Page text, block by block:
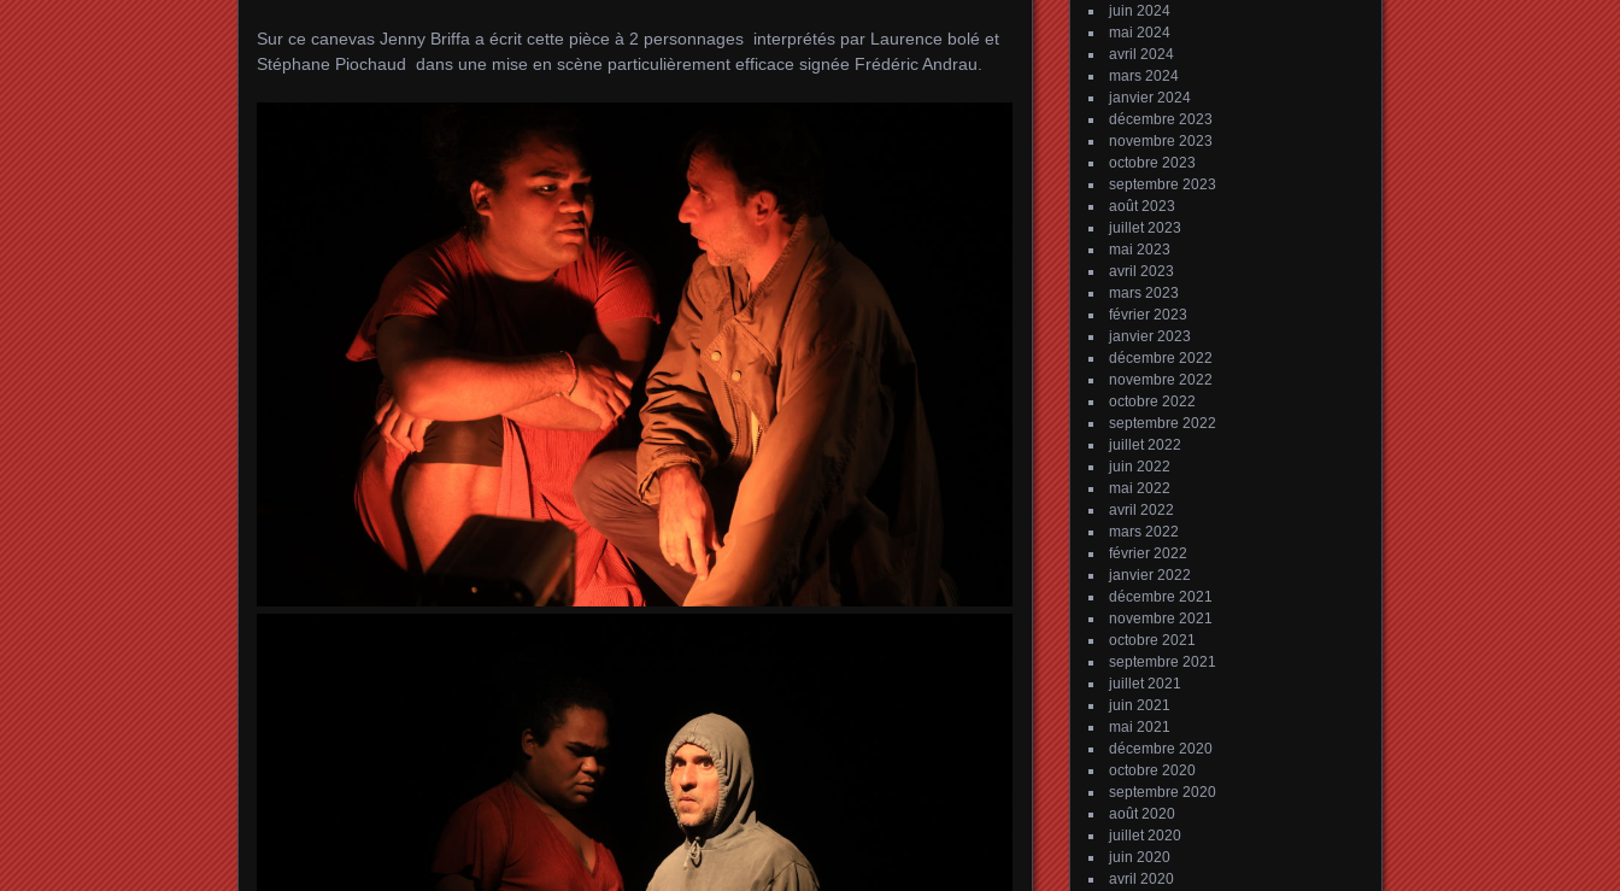
Sur ce canevas Jenny Briffa a écrit cette pièce à 2 personnages interprétés par Laurence bolé et
Stéphane Piochaud dans une mise en scène particulièrement efficace signée Frédéric Andrau.
juin 2024
mai 2024
avril 2024
mars 2024
janvier 2024
décembre 2023
novembre 2023
octobre 2023
septembre 2023
août 2023
juillet 2023
mai 2023
avril 2023
mars 2023
février 2023
janvier 2023
décembre 2022
novembre 2022
octobre 2022
septembre 2022
juillet 2022
juin 2022
mai 2022
avril 2022
mars 2022
février 2022
janvier 2022
décembre 2021
novembre 2021
octobre 2021
septembre 2021
juillet 2021
juin 2021
mai 2021
décembre 2020
octobre 2020
septembre 2020
août 2020
juillet 2020
juin 2020
avril 2020